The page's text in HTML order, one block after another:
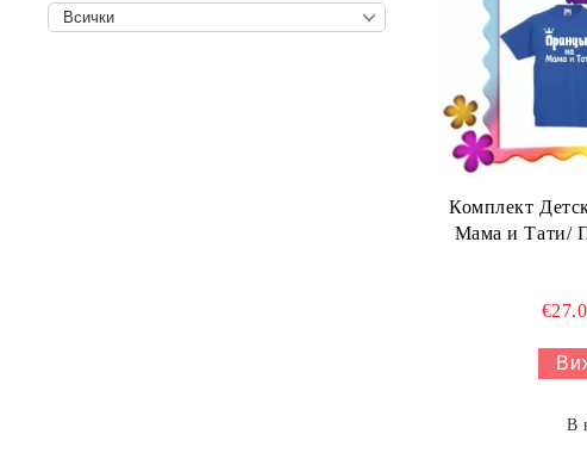
Комплект
Мама и Тати/
В